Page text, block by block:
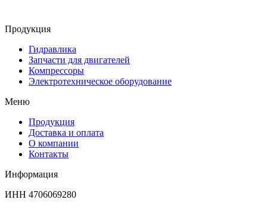
Продукция
Гидравлика
Запчасти для двигателей
Компрессоры
Электротехническое оборудование
Меню
Продукция
Доставка и оплата
О компании
Контакты
Информация
ИНН 4706069280